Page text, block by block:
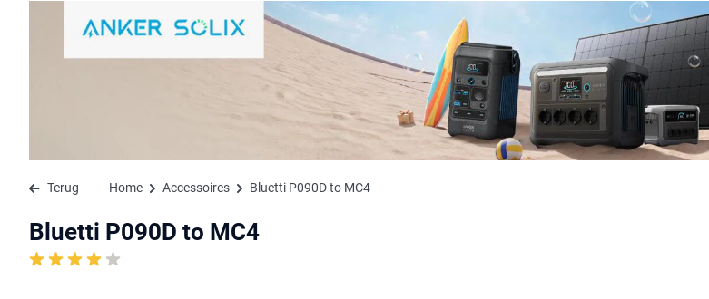
Terug Home Accessoires Bluetti P090D to MC4
Bluetti P090D to MC4